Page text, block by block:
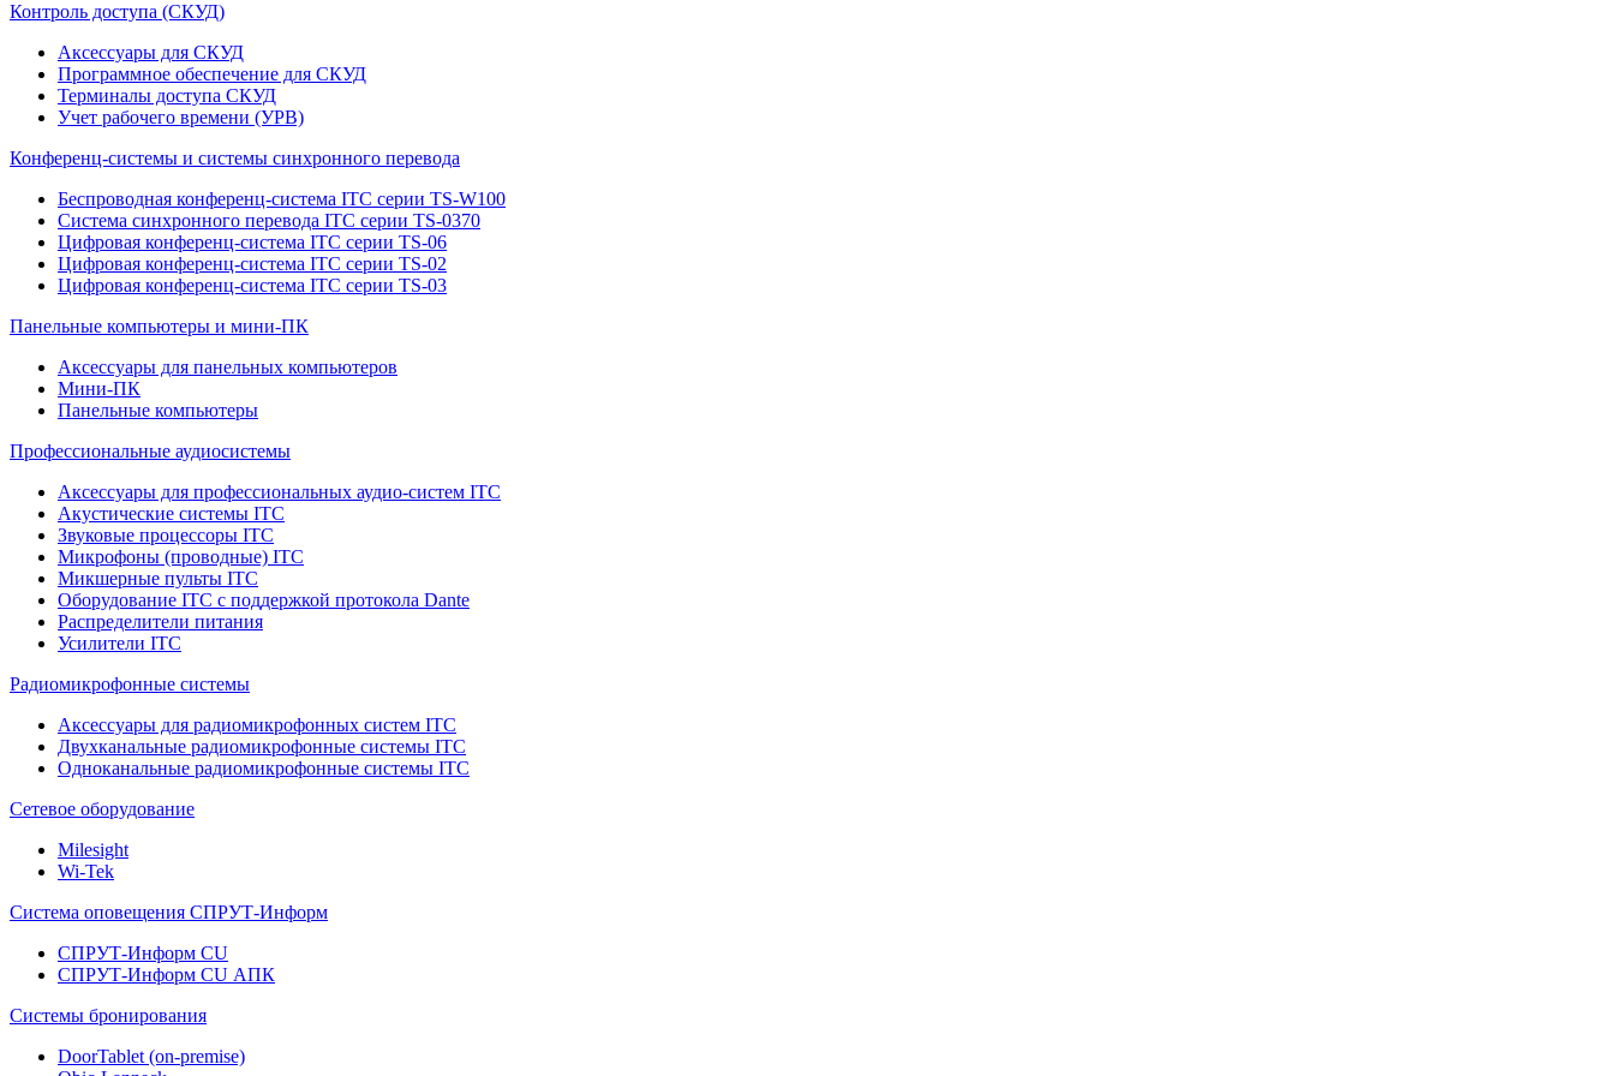
Контроль доступа (СКУД)
Аксессуары для СКУД
Программное обеспечение для СКУД
Терминалы доступа СКУД
Учет рабочего времени (УРВ)
Конференц-системы и системы синхронного перевода
Беспроводная конференц-система ITC серии TS-W100
Система синхронного перевода ITC серии TS-0370
Цифровая конференц-система ITC серии TS-06
Цифровая конференц-система ITC серии TS-02
Цифровая конференц-система ITC серии TS-03
Панельные компьютеры и мини-ПК
Аксессуары для панельных компьютеров
Мини-ПК
Панельные компьютеры
Профессиональные аудиосистемы
Аксессуары для профессиональных аудио-систем ITC
Акустические системы ITC
Звуковые процессоры ITC
Микрофоны (проводные) ITC
Микшерные пульты ITC
Оборудование ITC с поддержкой протокола Dante
Распределители питания
Усилители ITC
Радиомикрофонные системы
Аксессуары для радиомикрофонных систем ITC
Двухканальные радиомикрофонные системы ITC
Одноканальные радиомикрофонные системы ITC
Сетевое оборудование
Milesight
Wi-Tek
Система оповещения СПРУТ-Информ
СПРУТ-Информ CU
СПРУТ-Информ CU АПК
Системы бронирования
DoorTablet (on-premise)